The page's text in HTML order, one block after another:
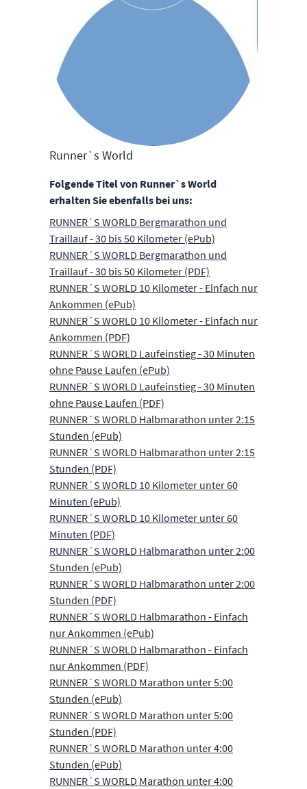
Runner`s World
Folgende Titel von Runner`s World
erhalten Sie ebenfalls bei uns:
RUNNER´S WORLD Bergmarathon und
Traillauf - 30 bis 50 Kilometer (ePub)
RUNNER´S WORLD Bergmarathon und
Traillauf - 30 bis 50 Kilometer (PDF)
RUNNER´S WORLD 10 Kilometer - Einfach nur
Ankommen (ePub)
RUNNER´S WORLD 10 Kilometer - Einfach nur
Ankommen (PDF)
RUNNER´S WORLD Laufeinstieg - 30 Minuten
ohne Pause Laufen (ePub)
RUNNER´S WORLD Laufeinstieg - 30 Minuten
ohne Pause Laufen (PDF)
RUNNER´S WORLD Halbmarathon unter 2:15
Stunden (ePub)
RUNNER´S WORLD Halbmarathon unter 2:15
Stunden (PDF)
RUNNER´S WORLD 10 Kilometer unter 60
Minuten (ePub)
RUNNER´S WORLD 10 Kilometer unter 60
Minuten (PDF)
RUNNER´S WORLD Halbmarathon unter 2:00
Stunden (ePub)
RUNNER´S WORLD Halbmarathon unter 2:00
Stunden (PDF)
RUNNER´S WORLD Halbmarathon - Einfach
nur Ankommen (ePub)
RUNNER´S WORLD Halbmarathon - Einfach
nur Ankommen (PDF)
RUNNER´S WORLD Marathon unter 5:00
Stunden (ePub)
RUNNER´S WORLD Marathon unter 5:00
Stunden (PDF)
RUNNER´S WORLD Marathon unter 4:00
Stunden (ePub)
RUNNER´S WORLD Marathon unter 4:00